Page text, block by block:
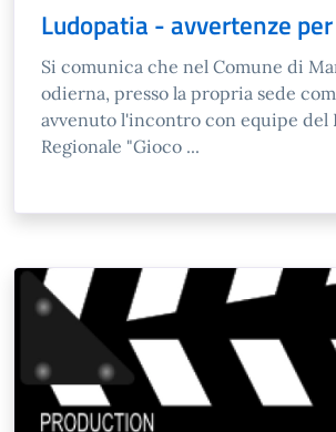
Ludopatia - avvertenze
Si comunica che nel Comune di
odierna, presso la propria sede
avvenuto l'incontro con equipe del
Regionale "Gioco ...